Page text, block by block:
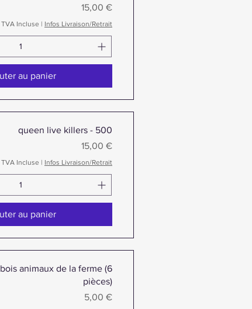
Prix
15,00 €
TVA Incluse | Infos Livraison/Retrait
au panier
queen live killers - 500
Prix
15,00 €
TVA Incluse | Infos Livraison/Retrait
au panier
animaux de la ferme (6
pièces)
Prix
5,00 €